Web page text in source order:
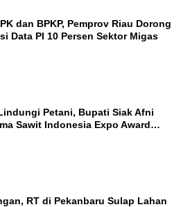
dan BPKP, Pemprov Riau Dorong
Data PI 10 Persen Sektor Migas
Petani, Bupati Siak Afni
Sawit Indonesia Expo Award
RT di Pekanbaru Sulap Lahan